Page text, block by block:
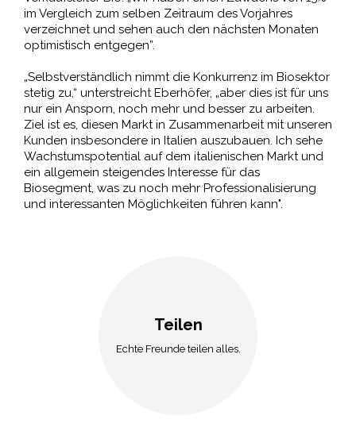
im Vergleich zum selben Zeitraum des Vorjahres
verzeichnet und sehen auch den nächsten Monaten
optimistisch entgegen”.
„Selbstverständlich nimmt die Konkurrenz im Biosektor
stetig zu,“ unterstreicht Eberhöfer, „aber dies ist für uns
nur ein Ansporn, noch mehr und besser zu arbeiten.
Ziel ist es, diesen Markt in Zusammenarbeit mit unseren
Kunden insbesondere in Italien auszubauen. Ich sehe
Wachstumspotential auf dem italienischen Markt und
ein allgemein steigendes Interesse für das
Biosegment, was zu noch mehr Professionalisierung
und interessanten Möglichkeiten führen kann".
Teilen
Echte Freunde teilen alles.